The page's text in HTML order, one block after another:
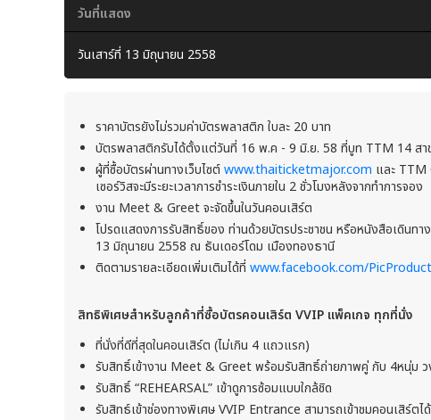
วันที่แสดง
วันเสาร์ที่ 13 มิถุนายน 2558
ราคาบัตรยังไม่รวมค่าบัตรพลาสติก ใบละ 20 บาท
บัตรพลาสติกรับได้ตั้งแต่วันที่ 16 พ.ค - 9 มิ.ย. 58 ที่บูท TTM 14 สา
ผู้ที่ซื้อบัตรผ่านทางเว็บไซต์www.thaiticketmajor.com และ TTM
เซอร์วิสจะมีระยะเวลาการชำระเงินภายใน 2 ชั่วโมงหลังจากทำการจอง
งาน Meet & Greet จะจัดขึ้นในวันคอนเสิร์ต
โปรดแสดงการรับสิทธิ์ของ ท่านด้วยบัตรประชาชน หรือหนังสือเดินท
13 มิถุนายน 2558 ณ ธันเดอร์โดม เมืองทองธานี
ติดตามรายละเอียดเพิ่มเติมได้ที่ www.facebook.com/
สิทธิพิเศษสำหรับลูกค้าที่ซื้อบัตรคอนเสิร์ต VVIP แพ็คเกจ ทุกที่นั่ง
ที่นั่งที่ดีที่สุดในคอนเสิร์ต (ไม่เกิน 4 แถวแรก)
รับสิทธิ์เข้างาน Meet & Greet พร้อมรับสิทธิ์ถ่ายภาพคู่ กับ 4หนุ่ม ว
รับสิทธิ์ “REHEARSAL” เข้าดูการซ้อมแบบใกล้ชิด
รับสิทธ์เข้าช่องทางพิเศษ VVIP Entrance สามารถเข้าชมคอนเสิร์ตไ